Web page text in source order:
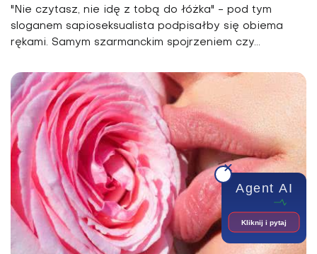
"Nie czytasz, nie idę z tobą do łóżka" - pod tym
sloganem sapioseksualista podpisałby się obiema
rękami. Samym szarmanckim spojrzeniem czy...
Agent AI
Kliknij i pytaj